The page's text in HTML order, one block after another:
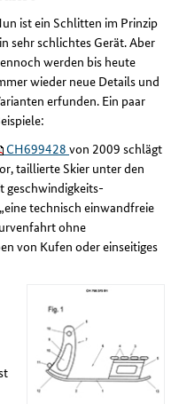
ist ein Schlitten im Prinzip
sehr schlichtes Gerät. Aber
werden bis heute
wieder neue Details und
erfunden. Ein paar
CH699428 von 2009 schlägt
taillierte Skier unter den
geschwindigkeits-
technisch einwandfreie
ohne
von Kufen oder einseitiges